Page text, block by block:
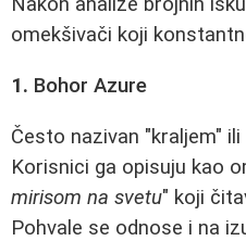
omekšivači koji
1. Bohor Azure
Često nazivan "kraljem"
Korisnici ga opisuju kao
mirisom na svetu" koji
Pohvale se odnose i na